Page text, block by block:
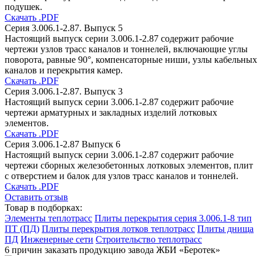
подушек.
Скачать .PDF
Серия 3.006.1-2.87. Выпуск 5
Настоящий выпуск серии 3.006.1-2.87 содержит рабочие
чертежи узлов трасс каналов и тоннелей, включающие углы
поворота, равные 90°, компенсаторные ниши, узлы кабельных
каналов и перекрытия камер.
Скачать .PDF
Серия 3.006.1-2.87. Выпуск 3
Настоящий выпуск серии 3.006.1-2.87 содержит рабочие
чертежи арматурных и закладных изделий лотковых
элементов.
Скачать .PDF
Серия 3.006.1-2.87 Выпуск 6
Настоящий выпуск серии 3.006.1-2.87 содержит рабочие
чертежи сборных железобетонных лотковых элементов, плит
с отверстием и балок для узлов трасс каналов и тоннелей.
Скачать .PDF
Оставить отзыв
Товар в подборках:
Элементы теплотрасс Плиты перекрытия серия 3.006.1-8 тип
ПТ (ПД) Плиты перекрытия лотков теплотрасс Плиты днища
ПД Инженерные сети Строительство теплотрасс
6 причин заказать продукцию завода ЖБИ «Беротек»